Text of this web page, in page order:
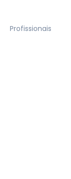
Profissionais